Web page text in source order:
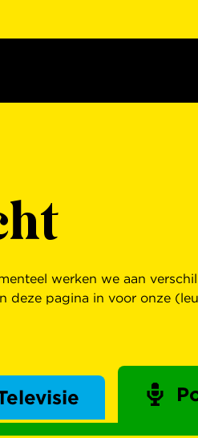
werken we aan
deze pagina in voor onze